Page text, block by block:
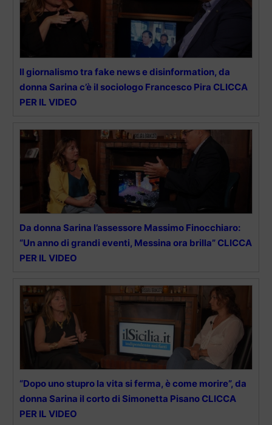
Il giornalismo tra fake news e disinformation, da
donna Sarina c’è il sociologo Francesco Pira CLICCA
PER IL VIDEO
Da donna Sarina l’assessore Massimo Finocchiaro:
“Un anno di grandi eventi, Messina ora brilla” CLICCA
PER IL VIDEO
“Dopo uno stupro la vita si ferma, è come morire”, da
donna Sarina il corto di Simonetta Pisano CLICCA
PER IL VIDEO